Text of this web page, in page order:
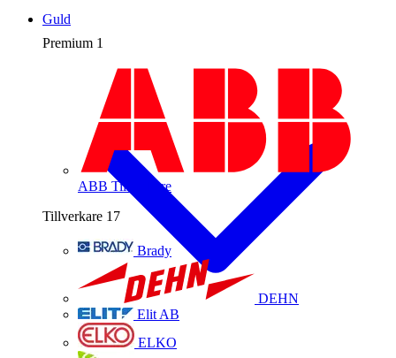
Premium 1
ABB Tillverkare
Tillverkare 17
Brady
DEHN
Elit AB
ELKO
Guld